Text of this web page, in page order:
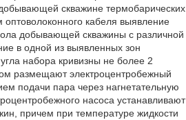
скважине термобарических
кабеля выявление
добывающей скважины с различной
в одной из выявленных зон
набора кривизны не более 2
размещают электроцентробежный
подачи пара через нагнетательную
насоса устанавливают
причем при температуре жидкости